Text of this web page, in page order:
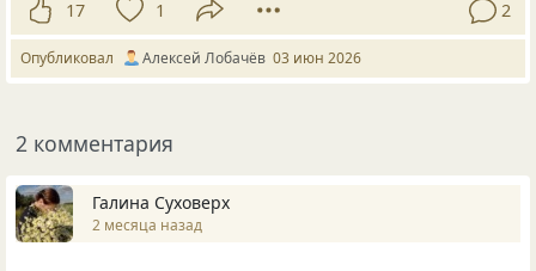
17 1 2
Опубликовал Алексей Лобачёв 03 июн 2026
2 комментария
Галина Суховерх
2 месяца назад